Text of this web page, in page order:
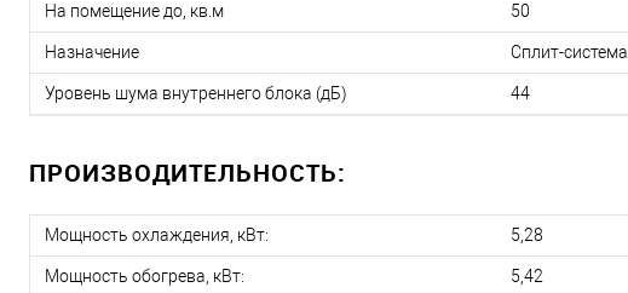
На помещение до, кв.м 50
Назначение Сплит-система
Уровень шума внутреннего блока (дБ) 44
ПРОИЗВОДИТЕЛЬНОСТЬ:
Мощность охлаждения, кВт: 5,28
Мощность обогрева, кВт: 5,42